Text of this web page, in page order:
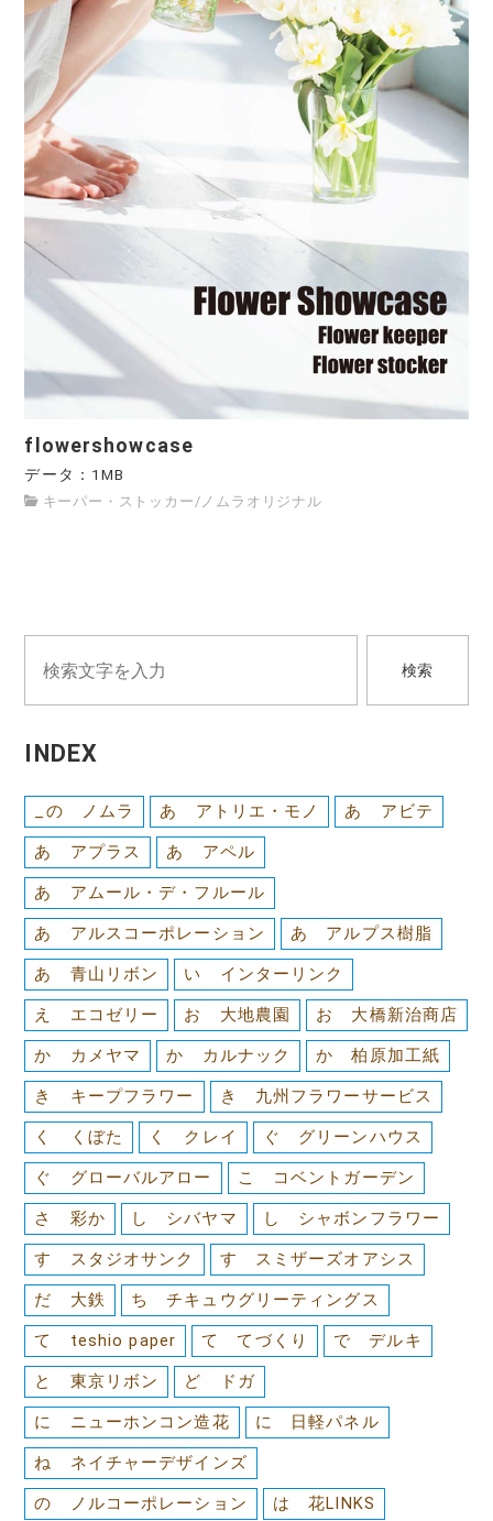
flowershowcase
データ：1MB
キーパー・ストッカー/ ノムラオリジナル
検索
INDEX
_の ノムラ あ アトリエ・モノ あ アビテ
あ アプラス あ アペル
あ アムール・デ・フルール
あ アルスコーポレーション あ アルプス樹脂
あ 青山リボン い インターリンク
え エコゼリー お 大地農園 お 大橋新治商店
か カメヤマ か カルナック か 柏原加工紙
き キープフラワー き 九州フラワーサービス
く くぼた く クレイ ぐ グリーンハウス
ぐ グローバルアロー こ コベントガーデン
さ 彩か し シバヤマ し シャボンフラワー
す スタジオサンク す スミザーズオアシス
だ 大鉄 ち チキュウグリーティングス
て teshio paper て てづくり で デルキ
と 東京リボン ど ドガ
に ニューホンコン造花 に 日軽パネル
ね ネイチャーデザインズ
の ノルコーポレーション は 花LINKS